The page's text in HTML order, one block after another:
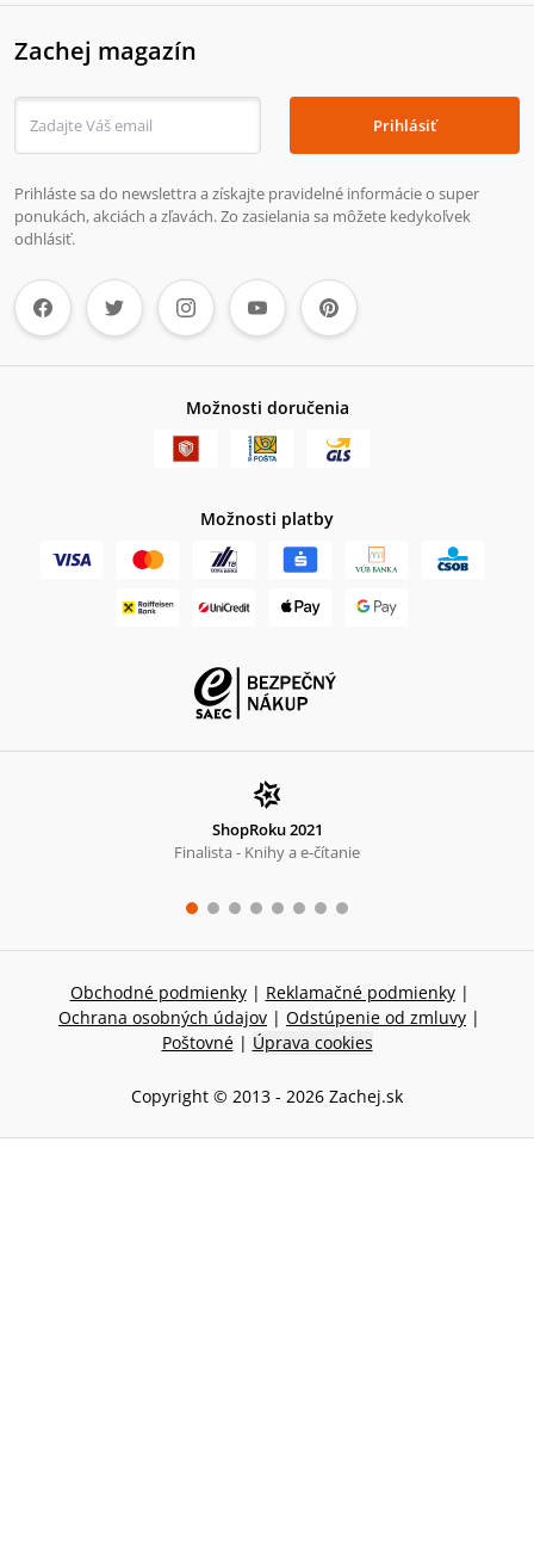
Zachej magazín
Prihlásiť
Prihláste sa do newslettra a získajte pravidelné informácie o super
ponukách, akciách a zľavách. Zo zasielania sa môžete kedykoľvek
odhlásiť.
Možnosti doručenia
Možnosti platby
ShopRoku 2021
Finalista - Knihy a e-čítanie
Obchodné podmienky | Reklamačné podmienky |
Ochrana osobných údajov | Odstúpenie od zmluvy |
Poštovné | Úprava cookies
Copyright © 2013 - 2026 Zachej.sk